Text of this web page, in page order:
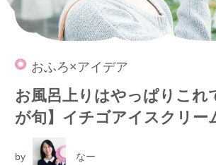
おふろ×アイデア
お風呂上りはやっぱりこれ
が旬】イチゴアイスクリー
by なー